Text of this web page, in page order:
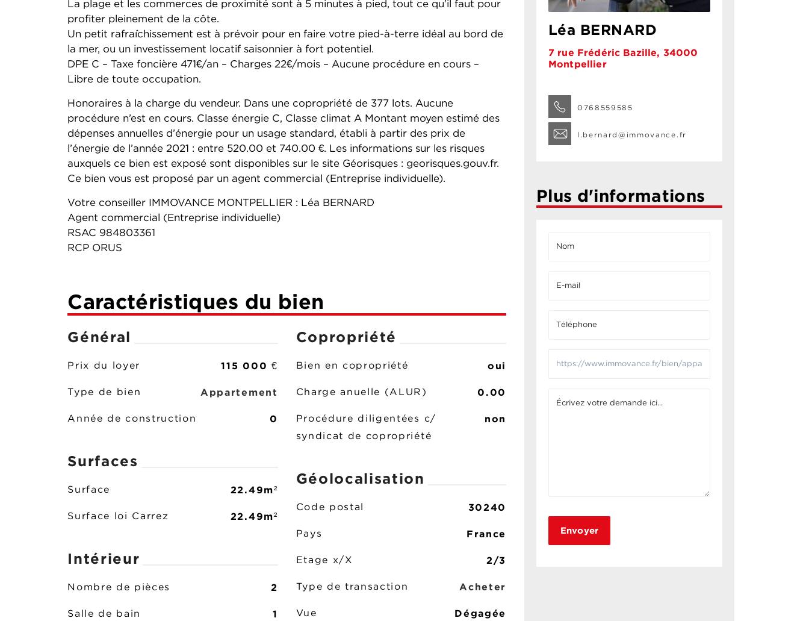
La plage et les commerces de proximité sont à 5 minutes à pied, tout ce qu’il faut pour
profiter pleinement de la côte.
Un petit rafraîchissement est à prévoir pour en faire votre pied-à-terre idéal au bord de
la mer, ou un investissement locatif saisonnier à fort potentiel.
DPE C – Taxe foncière 471€/an – Charges 22€/mois – Aucune procédure en cours –
Libre de toute occupation.
Honoraires à la charge du vendeur. Dans une copropriété de 377 lots. Aucune
procédure n’est en cours. Classe énergie C, Classe climat A Montant moyen estimé des
dépenses annuelles d’énergie pour un usage standard, établi à partir des prix de
l’énergie de l’année 2021 : entre 520.00 et 740.00 €. Les informations sur les risques
auxquels ce bien est exposé sont disponibles sur le site Géorisques : georisques.gouv.fr.
Ce bien vous est proposé par un agent commercial (Entreprise individuelle).
Votre conseiller IMMOVANCE MONTPELLIER : Léa BERNARD
Agent commercial (Entreprise individuelle)
RSAC 984803361
RCP ORUS
Caractéristiques du bien
Général
Prix du loyer 115 000 €
Type de bien Appartement
Année de construction 0
Surfaces
Surface 22.49m²
Surface loi Carrez 22.49m²
Intérieur
Nombre de pièces 2
Salle de bain 1
Copropriété
Bien en copropriété oui
Charge anuelle (ALUR) 0.00
Procédure diligentées c/
syndicat de copropriété
non
Géolocalisation
Code postal 30240
Pays France
Etage x/X 2/3
Type de transaction Acheter
Vue Dégagée
Léa BERNARD
7 rue Frédéric Bazille, 34000
Montpellier
0768559585
l.bernard@immovance.fr
Plus d'informations